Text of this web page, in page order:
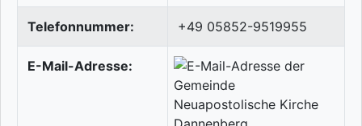
Telefonnummer: +49 05852-9519955
E-Mail-Adresse: